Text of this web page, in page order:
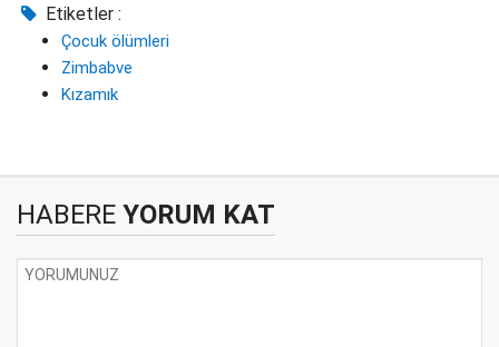
Etiketler :
Çocuk ölümleri
Zimbabve
Kızamık
HABERE YORUM KAT